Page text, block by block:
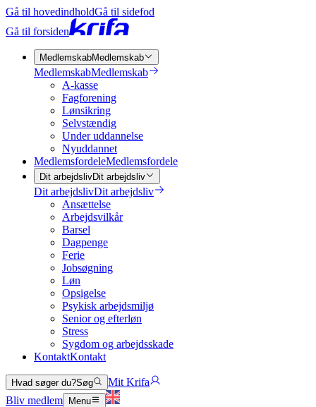
Gå til hovedindholdGå til sidefod
Gå til forsiden
MedlemskabMedlemskab
MedlemskabMedlemskab
A-kasse
Fagforening
Lønsikring
Selvstændig
Under uddannelse
Nyuddannet
MedlemsfordeleMedlemsfordele
Dit arbejdslivDit arbejdsliv
Dit arbejdslivDit arbejdsliv
Ansættelse
Arbejdsvilkår
Barsel
Dagpenge
Ferie
Jobsøgning
Løn
Opsigelse
Psykisk arbejdsmiljø
Senior og efterløn
Stress
Sygdom og arbejdsskade
KontaktKontakt
Hvad søger du?Søg
Mit Krifa
Bliv medlem
Menu